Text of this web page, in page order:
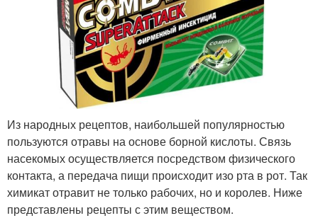
Из народных рецептов, наибольшей популярностью
пользуются отравы на основе борной кислоты. Связь
насекомых осуществляется посредством физического
контакта, а передача пищи происходит изо рта в рот. Так
химикат отравит не только рабочих, но и королев. Ниже
представлены рецепты с этим веществом.